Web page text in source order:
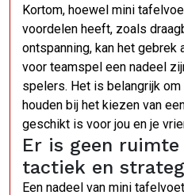
Kortom, hoewel mini
voordelen heeft, zoals
ontspanning, kan het gebrek
voor teamspel een nadeel
spelers. Het is belangrijk
houden bij het kiezen van
geschikt is voor jou en je
Er is geen ruimte
tactiek en
Een nadeel van mini